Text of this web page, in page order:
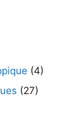
(4)
(27)